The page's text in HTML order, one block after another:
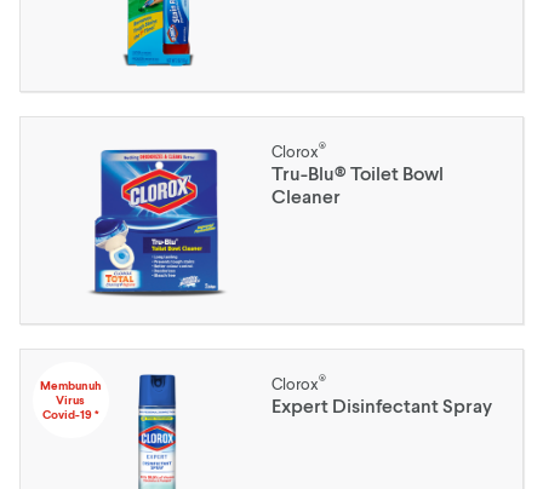
Clorox®
Tru-Blu® Toilet Bowl
Cleaner
Membunuh
Virus
Covid-19 *
Clorox®
Expert Disinfectant Spray